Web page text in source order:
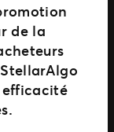
de la
efficacité